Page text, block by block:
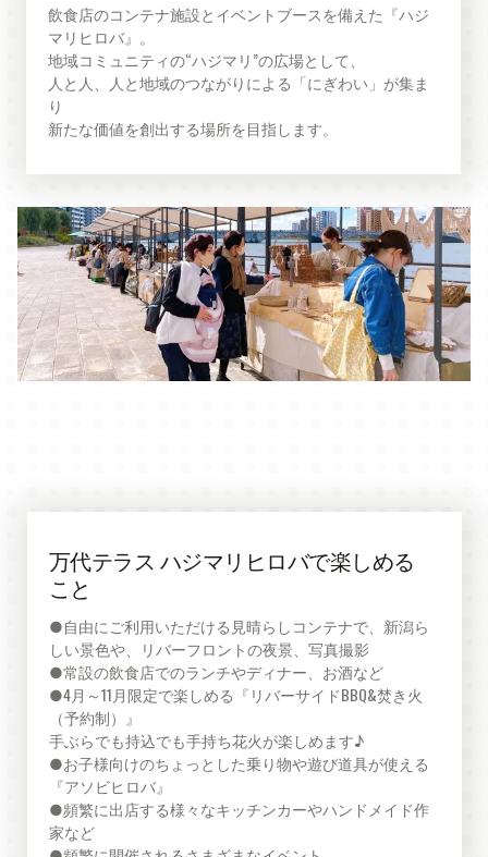
飲食店のコンテナ施設とイベントブースを備えた『ハジ
マリヒロバ』。
地域コミュニティの“ハジマリ”の広場として、
人と人、人と地域のつながりによる「にぎわい」が集ま
り
新たな価値を創出する場所を目指します。
万代テラス ハジマリヒロバで楽しめる
こと
●自由にご利用いただける見晴らしコンテナで、新潟ら
しい景色や、リバーフロントの夜景、写真撮影
●常設の飲食店でのランチやディナー、お酒など
●4月～11月限定で楽しめる『リバーサイドBBQ&焚き火
（予約制）』
手ぶらでも持込でも手持ち花火が楽しめます♪
●お子様向けのちょっとした乗り物や遊び道具が使える
『アソビヒロバ』
●頻繁に出店する様々なキッチンカーやハンドメイド作
家など